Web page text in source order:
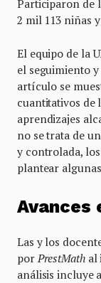
Participaron de
2 mil 113 niñas
El equipo de la
el seguimiento
artículo se
cuantitativos de
aprendizajes
no se trata de
y controlada,
plantear
Avances
Las y los
porPrestMathal
análisis incluye